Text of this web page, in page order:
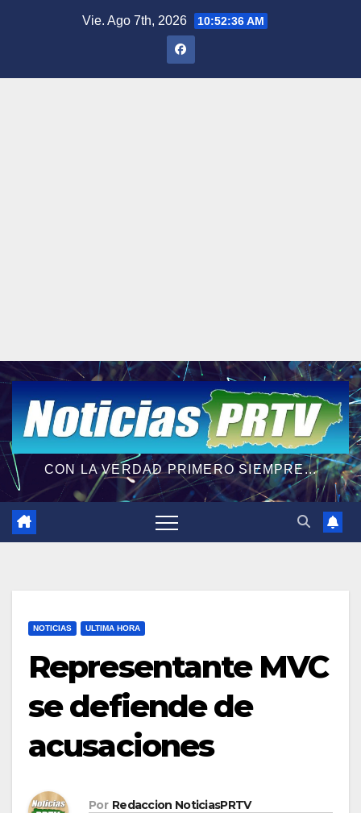
Vie. Ago 7th, 2026 10:52:37 AM
CON LA VERDAD PRIMERO SIEMPRE...
NOTICIAS ULTIMA HORA
Representante MVC
se defiende de
acusaciones
Por Redaccion NoticiasPRTV